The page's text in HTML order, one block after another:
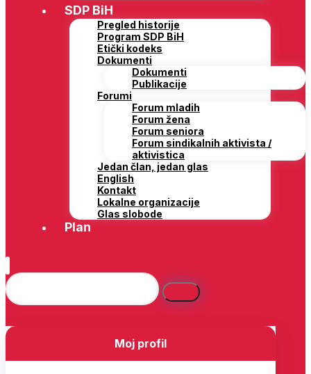
SDP BiH
Pregled historije
Program SDP BiH
Etički kodeks
Dokumenti
Dokumenti
Publikacije
Forumi
Forum mladih
Forum žena
Forum seniora
Forum sindikalnih aktivista /
aktivistica
Jedan član, jedan glas
English
Kontakt
Lokalne organizacije
Glas slobode
Plan
Moj profil